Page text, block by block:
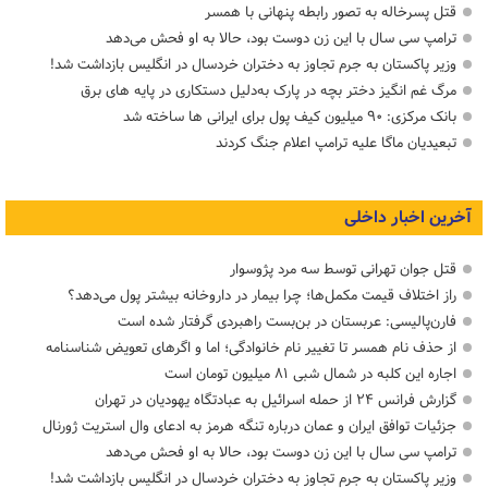
قتل پسرخاله به تصور رابطه پنهانی با همسر
ترامپ سی سال با این زن دوست بود، حالا به او فحش می‌دهد
وزیر پاکستان به جرم تجاوز به دختران خردسال در انگلیس بازداشت شد!
مرگ غم انگیز دختر بچه در پارک به‌دلیل دستکاری در پایه های برق
بانک مرکزی: ۹۰ میلیون کیف پول برای ایرانی ها ساخته شد
تبعیدیان ماگا علیه ترامپ اعلام جنگ کردند
آخرین اخبار داخلی
قتل جوان تهرانی توسط سه مرد پژوسوار
راز اختلاف قیمت مکمل‌ها؛ چرا بیمار در داروخانه بیشتر پول می‌دهد؟
فارن‌پالیسی: عربستان در بن‌بست راهبردی گرفتار شده است
از حذف نام همسر تا تغییر نام خانوادگی؛ اما و اگرهای تعویض شناسنامه
اجاره این کلبه در شمال شبی ۸۱ میلیون تومان است
گزارش فرانس ۲۴ از حمله اسرائیل به عبادتگاه یهودیان در تهران
جزئیات توافق ایران و عمان درباره تنگه هرمز به ادعای وال استریت ژورنال
ترامپ سی سال با این زن دوست بود، حالا به او فحش می‌دهد
وزیر پاکستان به جرم تجاوز به دختران خردسال در انگلیس بازداشت شد!